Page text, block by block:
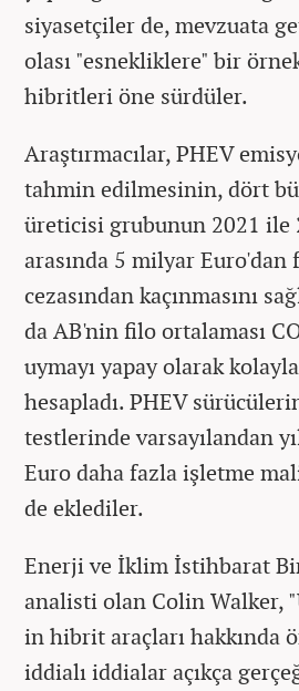
siyasetçiler de, mevzuata
olası "esnekliklere" bir
hibritleri öne sürdüler.
Araştırmacılar, PHEV
tahmin edilmesinin, dört
üreticisi grubunun 2021 ile
arasında 5 milyar Euro'dan
cezasından kaçınmasını
da AB'nin filo ortalaması
uymayı yapay olarak
hesapladı. PHEV
testlerinde varsayılandan
Euro daha fazla işletme
de eklediler.
Enerji ve İklim İstihbarat
analisti olan Colin Walker,
in hibrit araçları hakkında
iddialı iddialar açıkça